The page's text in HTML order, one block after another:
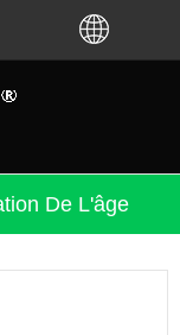
De L'âge
VM auprès